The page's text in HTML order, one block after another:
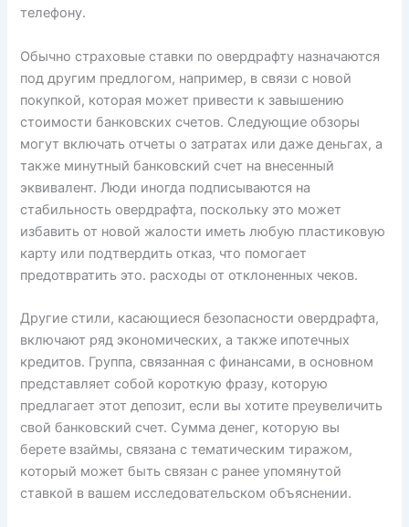
телефону.
Обычно страховые ставки по овердрафту назначаются
под другим предлогом, например, в связи с новой
покупкой, которая может привести к завышению
стоимости банковских счетов. Следующие обзоры
могут включать отчеты о затратах или даже деньгах, а
также минутный банковский счет на внесенный
эквивалент. Люди иногда подписываются на
стабильность овердрафта, поскольку это может
избавить от новой жалости иметь любую пластиковую
карту или подтвердить отказ, что помогает
предотвратить это. расходы от отклоненных чеков.
Другие стили, касающиеся безопасности овердрафта,
включают ряд экономических, а также ипотечных
кредитов. Группа, связанная с финансами, в основном
представляет собой короткую фразу, которую
предлагает этот депозит, если вы хотите преувеличить
свой банковский счет. Сумма денег, которую вы
берете взаймы, связана с тематическим тиражом,
который может быть связан с ранее упомянутой
ставкой в ​​вашем исследовательском объяснении.